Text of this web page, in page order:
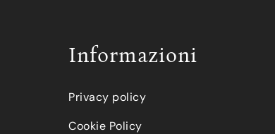
Informazioni
Privacy policy
Cookie Policy